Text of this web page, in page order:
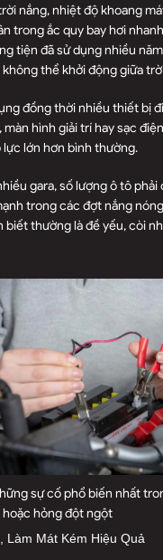
nắng, nhiệt độ khoang
trong ắc quy bay hơi
tiện đã sử dụng nhiều
thể khởi động giữa
đồng thời nhiều thiết bị
hình giải trí hay sạc
lớn hơn bình thường.
gara, số lượng ô tô
trong các đợt nắng
biết thường là đề yếu, còi
sự cố phổ biến nhất
hoặc hỏng đột ngột
Làm Mát Kém Hiệu Quả